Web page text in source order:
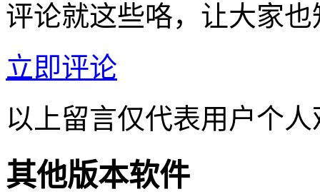
评论就这些咯，让大家
立即评论
以上留言仅代表用户个
其他版本软件